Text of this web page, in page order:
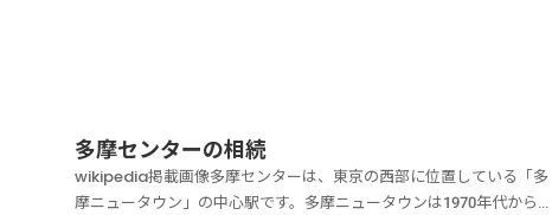
多摩センターの相続
wikipedia掲載画像多摩センターは、東京の西部に位置している「多
摩ニュータウン」の中心駅です。多摩ニュータウンは1970年代から入